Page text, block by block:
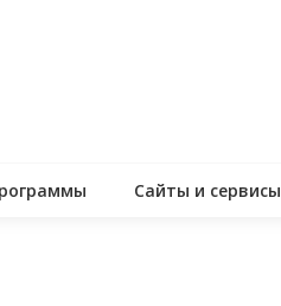
Сайты и сервисы